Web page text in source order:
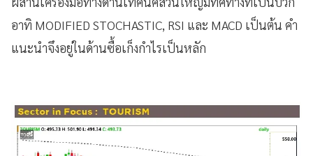
อาทิ MODIFIED STOCHASTIC, RSI และ MACD เป็นต้น คำ
แนะนำจึงอยู่ในด้านซื้อเก็งกำไรเป็นหลัก